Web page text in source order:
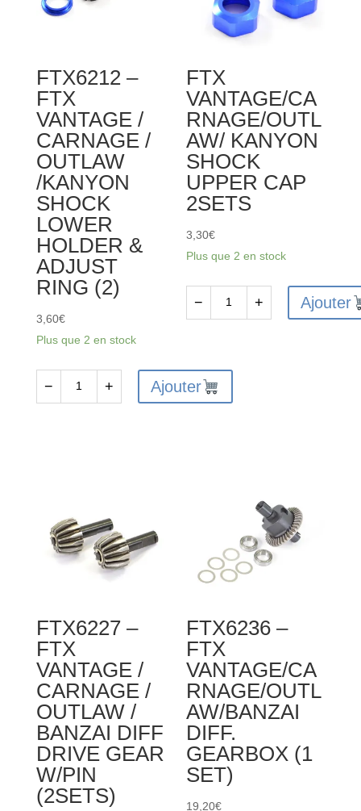
FTX6212 –
FTX
VANTAGE /
CARNAGE /
OUTLAW
/KANYON
SHOCK
LOWER
HOLDER &
ADJUST
RING (2)
3,60€
Plus que 2 en stock
CARNAGE
SHOCK
LOWER
HOLDER
&
ADJUST
RING
(2)
− + Ajouter
FTX
VANTAGE/CA
RNAGE/OUTL
AW/ KANYON
SHOCK
UPPER CAP
2SETS
3,30€
Plus que 2 en stock
VANTAGE/CARNAGE/OUTLAW/
KANYON
− + Ajouter
FTX6227 –
FTX
VANTAGE /
CARNAGE /
OUTLAW /
BANZAI DIFF
DRIVE GEAR
W/PIN
(2SETS)
FTX6236 –
FTX
VANTAGE/CA
RNAGE/OUTL
AW/BANZAI
DIFF.
GEARBOX (1
SET)
19,20€